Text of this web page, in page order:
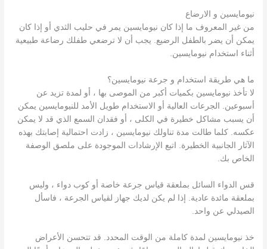
نيومايسين و الارضاع
من غير المعروف ما إذا كان نيومايسين يمر في حليب الثدي أو إذا كان
يمكن أن يضر بالطفل الرضيع. يجب أن لا ترضعي طفلك رضاعة طبيعية
أثناء استخدام نيومايسين.
ما هي طريقة استخدام و جرعة نيومايسين؟
لا تأخذ نيومايسين بكميات أكبر من الموصى بها ، أو لمدة تزيد عن
أسبوعين. الجرعات العالية أو الاستخدام طويل الأمد للنيومايسين يمكن
أن يسبب مشاكل خطيرة في الكلى ، أو فقدان السمع الذي قد لا يمكن
عكسه. كلما طالت مدة تناولك نيومايسين ، زادت احتمالية إصابتك بهذه
الآثار الجانبية الخطيرة. اتبع الإرشادات الموجودة على ملصق الوصفة
الخاص بك.
قس الدواء السائل بملعقة قياس جرعة خاصة أو كوب دواء ، وليس
بملعقة مائدة عادية. إذا لم يكن لديك جهاز لقياس الجرعة ، فاسأل
الصيدلي عن واحد.
خذ نيومايسين لمدة كاملة من الوقت المحدد. قد تتحسن الأعراض